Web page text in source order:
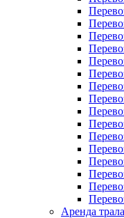
Аренда трала